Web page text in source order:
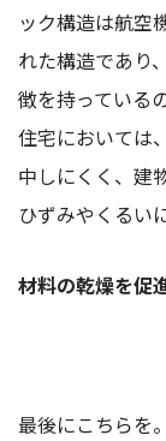
ック構造は航空
れた構造であり
徴を持っている
住宅においては
中しにくく、建
ひずみやくるい
材料の乾燥を促
最後にこちらを。